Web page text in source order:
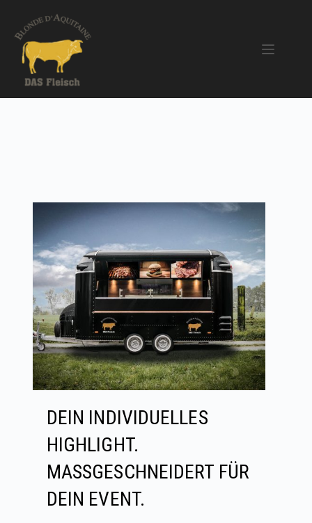
DEIN INDIVIDUELLES
HIGHLIGHT.
MASSGESCHNEIDERT FÜR
DEIN EVENT.